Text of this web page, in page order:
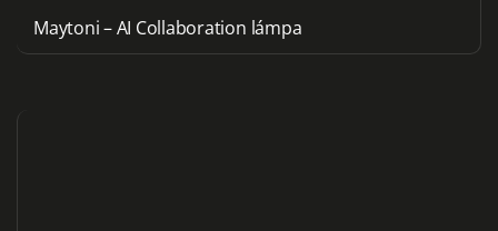
Maytoni – AI Collaboration lámpa